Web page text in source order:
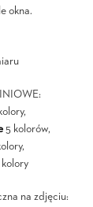
okna.
5 kolorów,
na zdjęciu: